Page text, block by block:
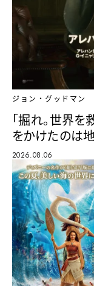
ジョン・グッドマン
「掘れ。世界を
をかけたのは
2026.08.06